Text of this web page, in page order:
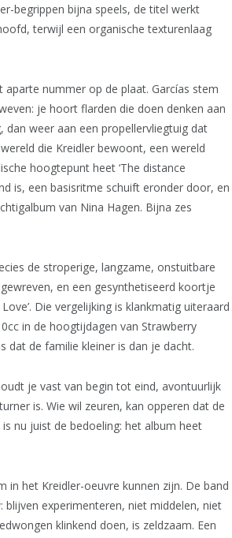
begrippen bijna speels, de titel werkt
terwijl een organische texturenlaag
aparte nummer op de plaat. Garcías stem
je hoort flarden die doen denken aan
weer aan een propellervliegtuig dat
die Kreidler bewoont, een wereld
hoogtepunt heet ‘The distance
is, een basisritme schuift eronder door, en
van Nina Hagen. Bijna zes
de stroperige, langzame, onstuitbare
en een gesynthetiseerd koortje
Die vergelijking is klankmatig uiteraard
in de hoogtijdagen van Strawberry
dat de familie kleiner is dan je dacht.
je vast van begin tot eind, avontuurlijk
is. Wie wil zeuren, kan opperen dat de
nu juist de bedoeling: het album heet
in het Kreidler-oeuvre kunnen zijn. De band
experimenteren, niet middelen, niet
klinkend doen, is zeldzaam. Een